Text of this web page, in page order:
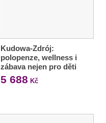
Kudowa-Zdrój:
polopenze, wellness i
zábava nejen pro děti
5 688 Kč